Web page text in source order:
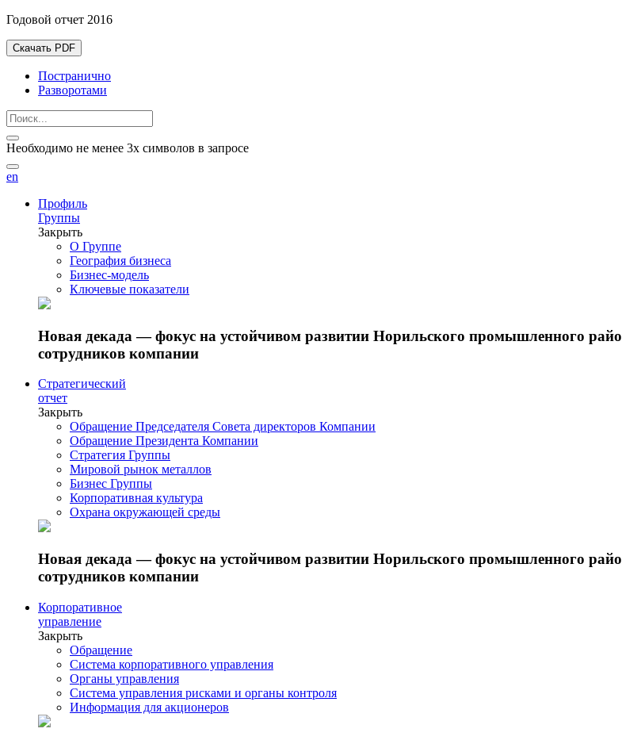
Годовой отчет 2016
Скачать PDF
Постранично
Разворотами
Необходимо не менее 3х символов в запросе
en
Профиль
Группы
Закрыть
О Группе
География бизнеса
Бизнес-модель
Ключевые показатели
Новая декада — фокус на устойчивом развитии Норильского промышленного
сотрудников компании
Стратегический
отчет
Закрыть
Обращение Председателя Совета директоров Компании
Обращение Президента Компании
Стратегия Группы
Мировой рынок металлов
Бизнес Группы
Корпоративная культура
Охрана окружающей среды
Новая декада — фокус на устойчивом развитии Норильского промышленного
сотрудников компании
Корпоративное
управление
Закрыть
Обращение
Система корпоративного управления
Органы управления
Система управления рисками и органы контроля
Информация для акционеров